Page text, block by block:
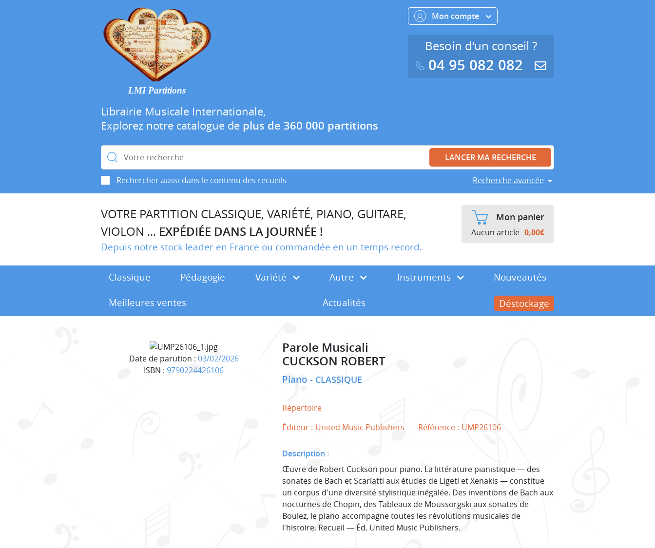
LMI Partitions
Librairie Musicale Internationale,
Explorez notre catalogue de plus de 360 000 partitions
Rechercher :
Rechercher aussi dans le contenu des recueils Recherche avancée
Mon compte
Besoin d'un conseil ?
04 95 082 082
VOTRE PARTITION CLASSIQUE, VARIÉTÉ, PIANO, GUITARE,
VIOLON ... EXPÉDIÉE DANS LA JOURNÉE !
Depuis notre stock leader en France ou commandée en un temps record.
Mon panier
Aucun article 0,00€
Classique Pédagogie Variété Autre Instruments
Nouveautés
Meilleures ventes
Actualités Déstockage
Date de parution : 03/02/2026
ISBN : 9790224426106
Parole Musicali
CUCKSON ROBERT
Piano CLASSIQUE
Répertoire
Éditeur : United Music Publishers Référence : UMP26106
Description :
Œuvre de Robert Cuckson pour piano. La littérature pianistique — des
sonates de Bach et Scarlatti aux études de Ligeti et Xenakis — constitue
un corpus d'une diversité stylistique inégalée. Des inventions de Bach aux
nocturnes de Chopin, des Tableaux de Moussorgski aux sonates de
Boulez, le piano accompagne toutes les révolutions musicales de
l'histoire. Recueil — Éd. United Music Publishers.